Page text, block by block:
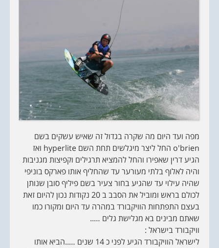
מפה ועד היום מה שקרה בגדול זה שאיש עשקים בשם
o'brien החל ליצר מיגלשים תחת השם hyperlite ואז
הגיע דרין שאפירו והחל להמציא תרגילים וקפיצות מגניבות
והיה לאלוף בלתי מעורער עד שהחליף אותו פארקס בוניפי
שהיה עילוי עד שהגיע בחור צעיר בשם פיליף סובן שנותן
לכולם בראש ומוביל את הסבב ב 20 נקודות נכון להיום זאת
בעצם התפתחות הוויקבורד במהרה עד היום ומקורו כמו
שאתם מבינים בא מגלישת גלים …..
וויקבורד בישראל :
לישראל הוויקבורד הגיע לפני כ 14 שנים …..הביא אותו